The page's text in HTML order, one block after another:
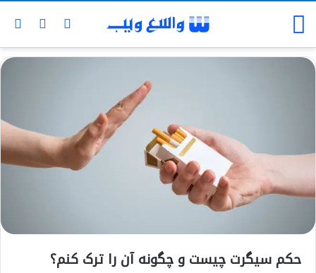
حکم سيگرت چيست و چگونه آن را ترک کنم؟